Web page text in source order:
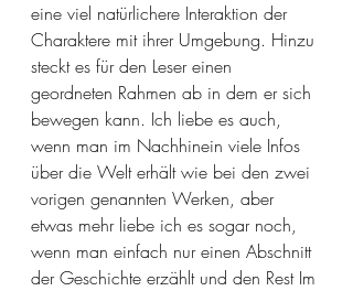
eine viel natürlichere Interaktion der
Charaktere mit ihrer Umgebung. Hinzu
steckt es für den Leser einen
geordneten Rahmen ab in dem er sich
bewegen kann. Ich liebe es auch,
wenn man im Nachhinein viele Infos
über die Welt erhält wie bei den zwei
vorigen genannten Werken, aber
etwas mehr liebe ich es sogar noch,
wenn man einfach nur einen Abschnitt
der Geschichte erzählt und den Rest Im